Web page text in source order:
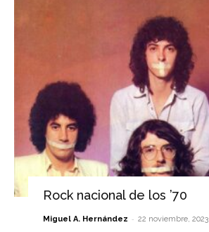
Rock nacional de los ’70
Miguel A. Hernández - 22 noviembre, 2023